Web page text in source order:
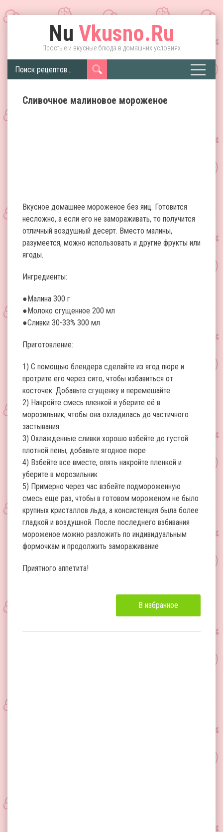
Nu Vkusno.Ru
Простые и вкусные блюда в домашних условиях
Сливочное малиновое мороженое
Вкусное домашнее мороженое без яиц. Готовится
несложно, а если его не замораживать, то получится
отличный воздушный десерт. Вместо малины,
разумеется, можно использовать и другие фрукты или
ягоды.
Ингредиенты:
●Малина 300 г
●Молоко сгущенное 200 мл
●Сливки 30-33% 300 мл
Приготовление:
1) С помощью блендера сделайте из ягод пюре и
протрите его через сито, чтобы избавиться от
косточек. Добавьте сгущенку и перемешайте
2) Накройте смесь пленкой и уберите её в
морозильник, чтобы она охладилась до частичного
застывания
3) Охлажденные сливки хорошо взбейте до густой
плотной пены, добавьте ягодное пюре
4) Взбейте все вместе, опять накройте пленкой и
уберите в морозильник
5) Примерно через час взбейте подмороженную
смесь еще раз, чтобы в готовом мороженом не было
крупных кристаллов льда, а консистенция была более
гладкой и воздушной. После последнего взбивания
мороженое можно разложить по индивидуальным
формочкам и продолжить замораживание
Приятного аппетита!
В избранное